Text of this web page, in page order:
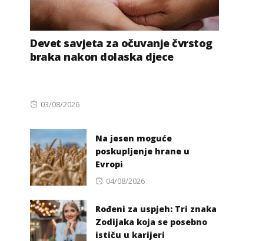
Devet savjeta za očuvanje čvrstog
braka nakon dolaska djece
Posted
03/08/2026
Na jesen moguće
poskupljenje hrane u
Evropi
Posted
04/08/2026
Rođeni za uspjeh: Tri znaka
Zodijaka koja se posebno
ističu u karijeri